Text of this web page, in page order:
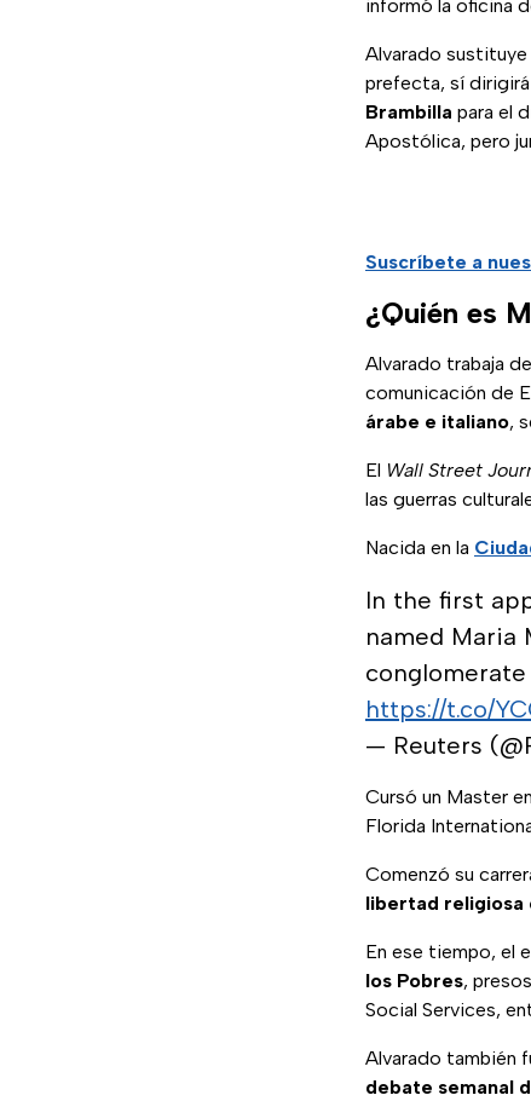
informó la oficina
Alvarado sustituye
prefecta, sí
Brambilla para el
Apostólica, pero
Suscríbete a
¿Quién es
Alvarado trabaja
comunicación de
árabe e italiano,
El Wall Street
las guerras
Nacida en la
In the first
named Maria
https://t.co/
— Reuters
Cursó un Master
Florida
Comenzó su
libertad religiosa
En ese tiempo, el
los Pobres,
Social Services,
Alvarado también
debate semanal